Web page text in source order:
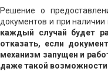
Решение о
документов и при
каждый случай будет
отказать, если
механизм запущен и
даже такой